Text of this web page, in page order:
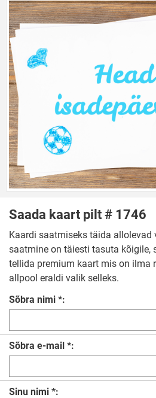
Saada kaart pilt # 1746
Kaardi saatmiseks täida allolevad
saatmine on täiesti tasuta kõigile,
tellida premium kaart mis on ilma
allpool eraldi valik selleks.
Sõbra nimi *:
Sõbra e-mail *:
Sinu nimi *: